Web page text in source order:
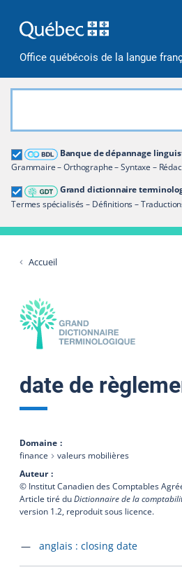
Office québécois de la langue
Banque de dépannage
Grammaire – Orthographe – Syntaxe –
Grand dictionnaire
Termes spécialisés – Définitions –
Grand dictionnaire
Restreindre aux termes
Accueil
date de
Domaine
finance
valeurs mobilières
Auteur
© Institut Canadien des Comptables
Article tiré duDictionnaire de la
version 1.2, reproduit sous licence.
Accéder à la fiche en
anglais : closing date